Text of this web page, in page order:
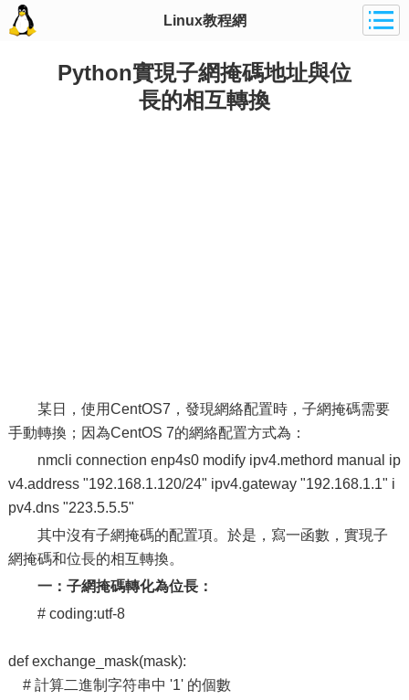
Linux教程網
Python實現子網掩碼地址與位
長的相互轉換
某日，使用CentOS7，發現網絡配置時，子網掩碼需要
手動轉換；因為CentOS 7的網絡配置方式為：
nmcli connection enp4s0 modify ipv4.methord manual ip
v4.address "192.168.1.120/24" ipv4.gateway "192.168.1.1" i
pv4.dns "223.5.5.5"
其中沒有子網掩碼的配置項。於是，寫一函數，實現子
網掩碼和位長的相互轉換。
一：子網掩碼轉化為位長：
# coding:utf-8
def exchange_mask(mask):
# 計算二進制字符串中 '1' 的個數